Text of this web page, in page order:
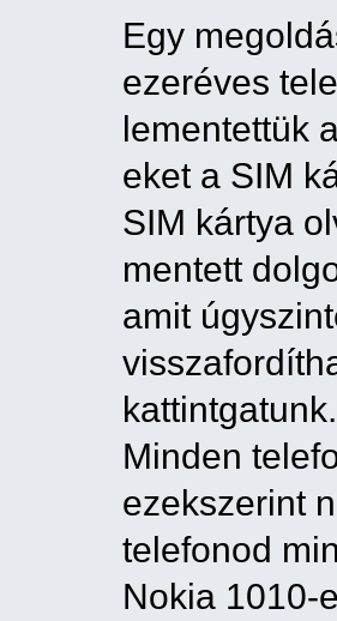
Egy
ezeréves
lementettük
eket a SIM
SIM kártya
mentett
amit
kattintgatunk.
Minden
ezekszerint
telefonod
Nokia 1010-